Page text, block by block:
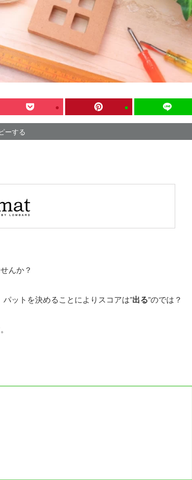
ーする
んか？
ットを決めることによりスコアは”出る”のでは？